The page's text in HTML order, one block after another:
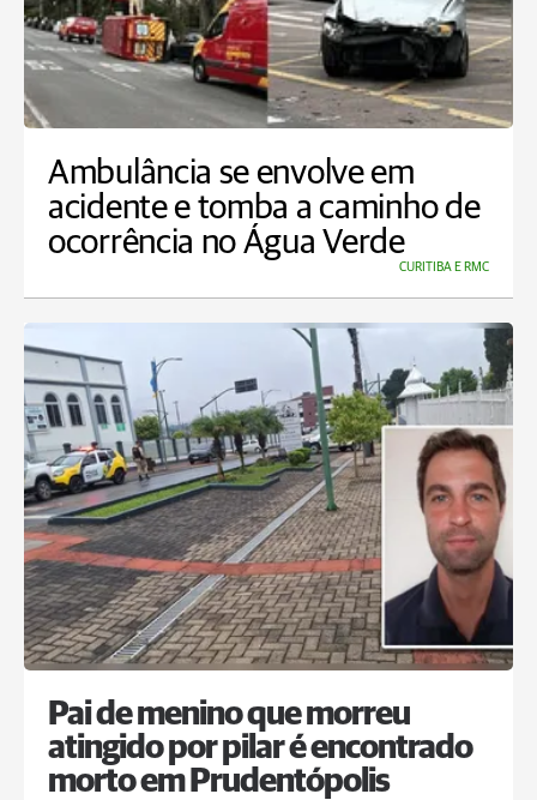
Ambulância se envolve em
acidente e tomba a caminho de
ocorrência no Água Verde
CURITIBA E RMC
Pai de menino que morreu
atingido por pilar é encontrado
morto em Prudentópolis